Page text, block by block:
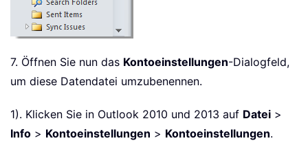
7. Öffnen Sie nun das Kontoeinstellungen-Dialogfeld,
um diese Datendatei umzubenennen.
1). Klicken Sie in Outlook 2010 und 2013 auf Datei >
Info > Kontoeinstellungen > Kontoeinstellungen.